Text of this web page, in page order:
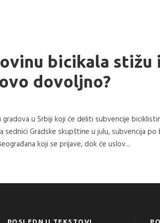
bicikala stižu
dovoljno?
u Srbiji koji će deliti subvencije
sednici Gradske skupštine u julu, subvencija
koji se prijave, dok će uslov...
POSLEDNJI TEKSTOVI